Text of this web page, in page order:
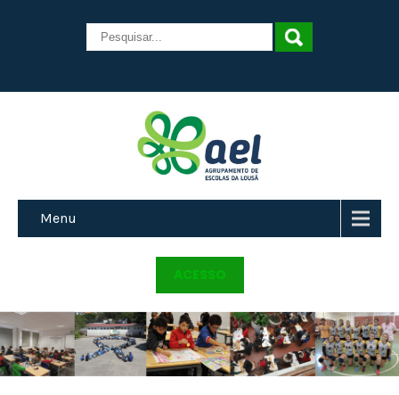
Menu
ACESSO